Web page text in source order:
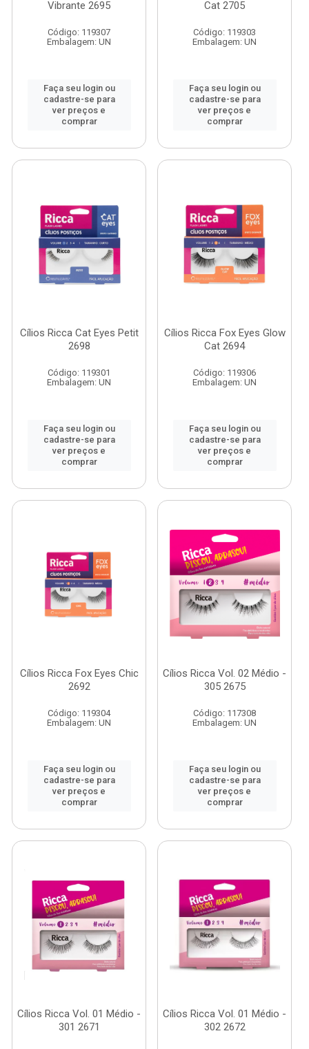
Vibrante 2695
Código: 119307
Embalagem: UN
Faça seu login ou
cadastre-se para
ver preços e
comprar
Cat 2705
Código: 119303
Embalagem: UN
Faça seu login ou
cadastre-se para
ver preços e
comprar
Cílios Ricca Cat Eyes Petit
2698
Código: 119301
Embalagem: UN
Faça seu login ou
cadastre-se para
ver preços e
comprar
Cílios Ricca Fox Eyes Glow
Cat 2694
Código: 119306
Embalagem: UN
Faça seu login ou
cadastre-se para
ver preços e
comprar
Cílios Ricca Fox Eyes Chic
2692
Código: 119304
Embalagem: UN
Faça seu login ou
cadastre-se para
ver preços e
comprar
Cílios Ricca Vol. 02 Médio -
305 2675
Código: 117308
Embalagem: UN
Faça seu login ou
cadastre-se para
ver preços e
comprar
Cílios Ricca Vol. 01 Médio -
301 2671
Cílios Ricca Vol. 01 Médio -
302 2672